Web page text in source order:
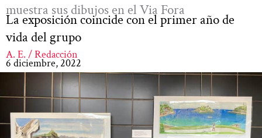
muestra sus dibujos en el Via Fora
La exposición coincide con el primer año de
vida del grupo
A. E. / Redacción
6 diciembre, 2022